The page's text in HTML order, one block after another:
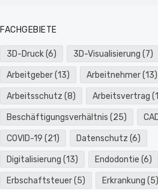
FACHGEBIETE
3D-Druck(6) 3D-Visualisierung (7)
Arbeitgeber(13) Arbeitnehmer(13)
Arbeitsschutz (8) Arbeitsvertrag
Beschäftigungsverhältnis (25)
COVID-19 (21) Datenschutz (6)
Digitalisierung (13) Endodontie (6)
Erbschaftsteuer(5) Erkrankung (5)